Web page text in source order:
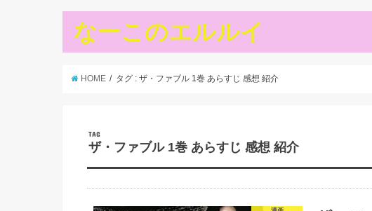
なーこのエルルイ
HOME タグ : ザ・ファブル 1巻 あらすじ 感想 紹介
TAG
ザ・ファブル 1巻 あらすじ 感想 紹介